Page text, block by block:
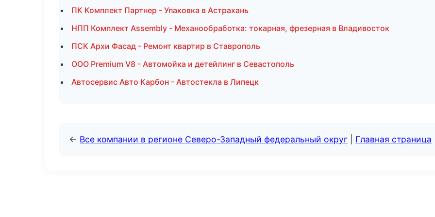
ПК Комплект Партнер - Упаковка в Астрахань
НПП Комплект Assembly - Механообработка: токарная, фрезерная в Владивосток
ПСК Архи Фасад - Ремонт квартир в Ставрополь
ООО Premium V8 - Автомойка и детейлинг в Севастополь
Автосервис Авто Карбон - Автостекла в Липецк
← Все компании в регионе Северо-Западный федеральный округ Главная страница